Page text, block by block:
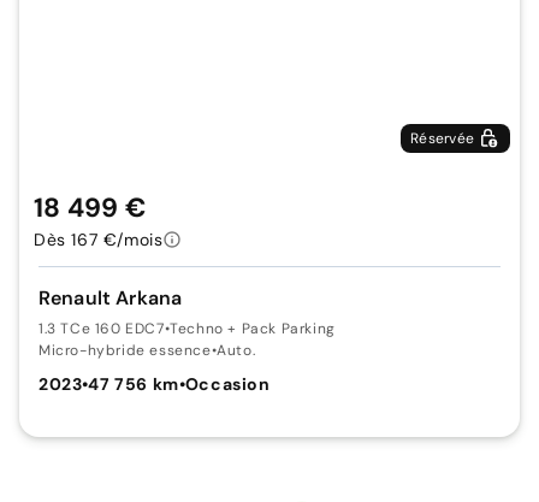
Réservée
Renault Arkana
1.3 TCe 160 EDC7•Techno + Pack Parking
Micro-hybride essence•Auto.
2023•47 756 km•Occasion
18 499 €
Dès 167 €/mois